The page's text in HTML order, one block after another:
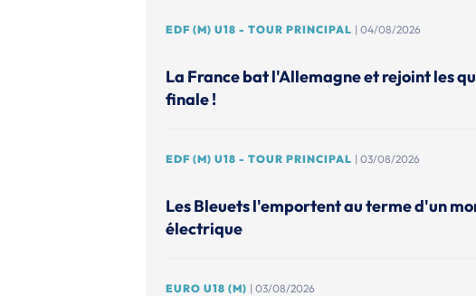
EDF (M) U18 - TOUR PRINCIPAL | 04/08/2026
La France bat l'Allemagne et rejoint les
finale !
EDF (M) U18 - TOUR PRINCIPAL | 03/08/2026
Les Bleuets l'emportent au terme d'un
électrique
EURO U18 (M) | 03/08/2026